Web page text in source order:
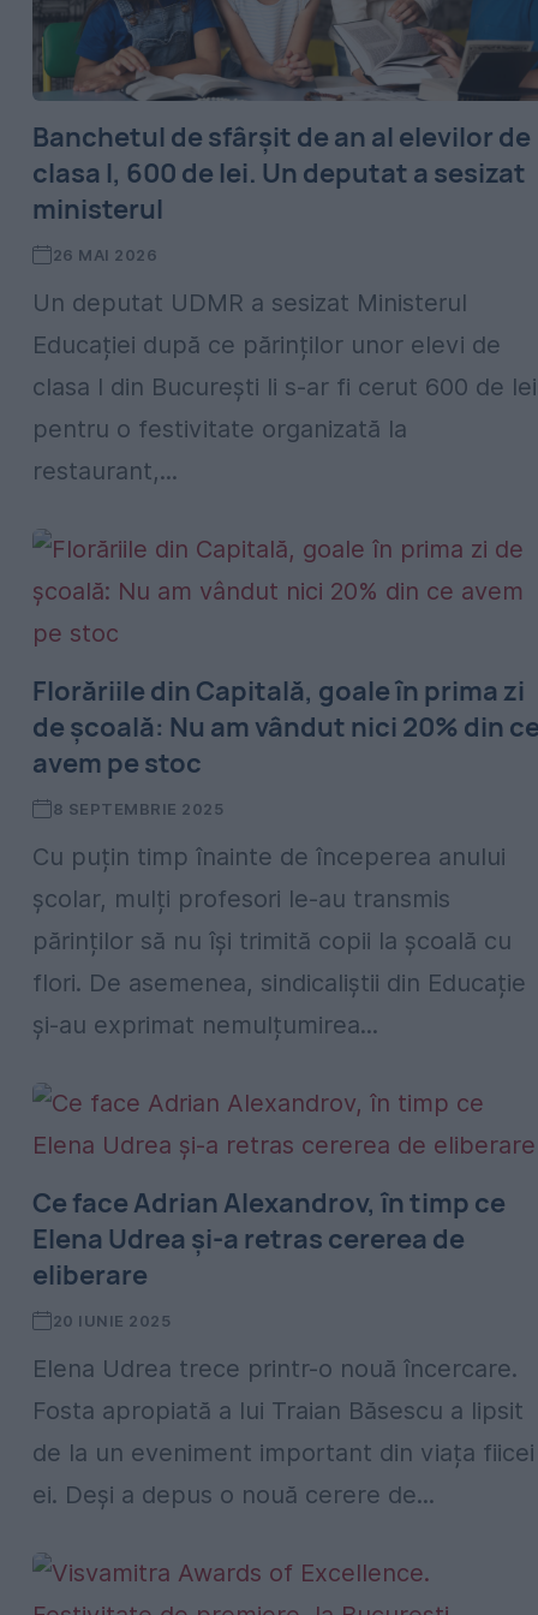
Banchetul de sfârșit de an al elevilor de
clasa I, 600 de lei. Un deputat a sesizat
ministerul
26 MAI 2026
Un deputat UDMR a sesizat Ministerul
Educației după ce părinților unor elevi de
clasa I din București li s-ar fi cerut 600 de lei
pentru o festivitate organizată la
restaurant,...
Florăriile din Capitală, goale în prima zi
de școală: Nu am vândut nici 20% din ce
avem pe stoc
8 SEPTEMBRIE 2025
Cu puțin timp înainte de începerea anului
școlar, mulți profesori le-au transmis
părinților să nu își trimită copii la școală cu
flori. De asemenea, sindicaliștii din Educație
și-au exprimat nemulțumirea...
Ce face Adrian Alexandrov, în timp ce
Elena Udrea și-a retras cererea de
eliberare
20 IUNIE 2025
Elena Udrea trece printr-o nouă încercare.
Fosta apropiată a lui Traian Băsescu a lipsit
de la un eveniment important din viața fiicei
ei. Deși a depus o nouă cerere de...